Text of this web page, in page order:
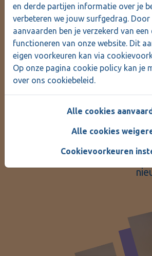
5
Coachende en
tijdens de
hele opleiding.
een
de
en derde partijen informatie over je
verbeteren we jouw surfgedrag.
aanvaarden ben je verzekerd van een
functioneren van onze website. Dit
eigen voorkeuren kan via
Op onze pagina cookie policy kan je
over ons cookiebeleid.
Alle cookies
Alle cookies
Cookievoorkeuren